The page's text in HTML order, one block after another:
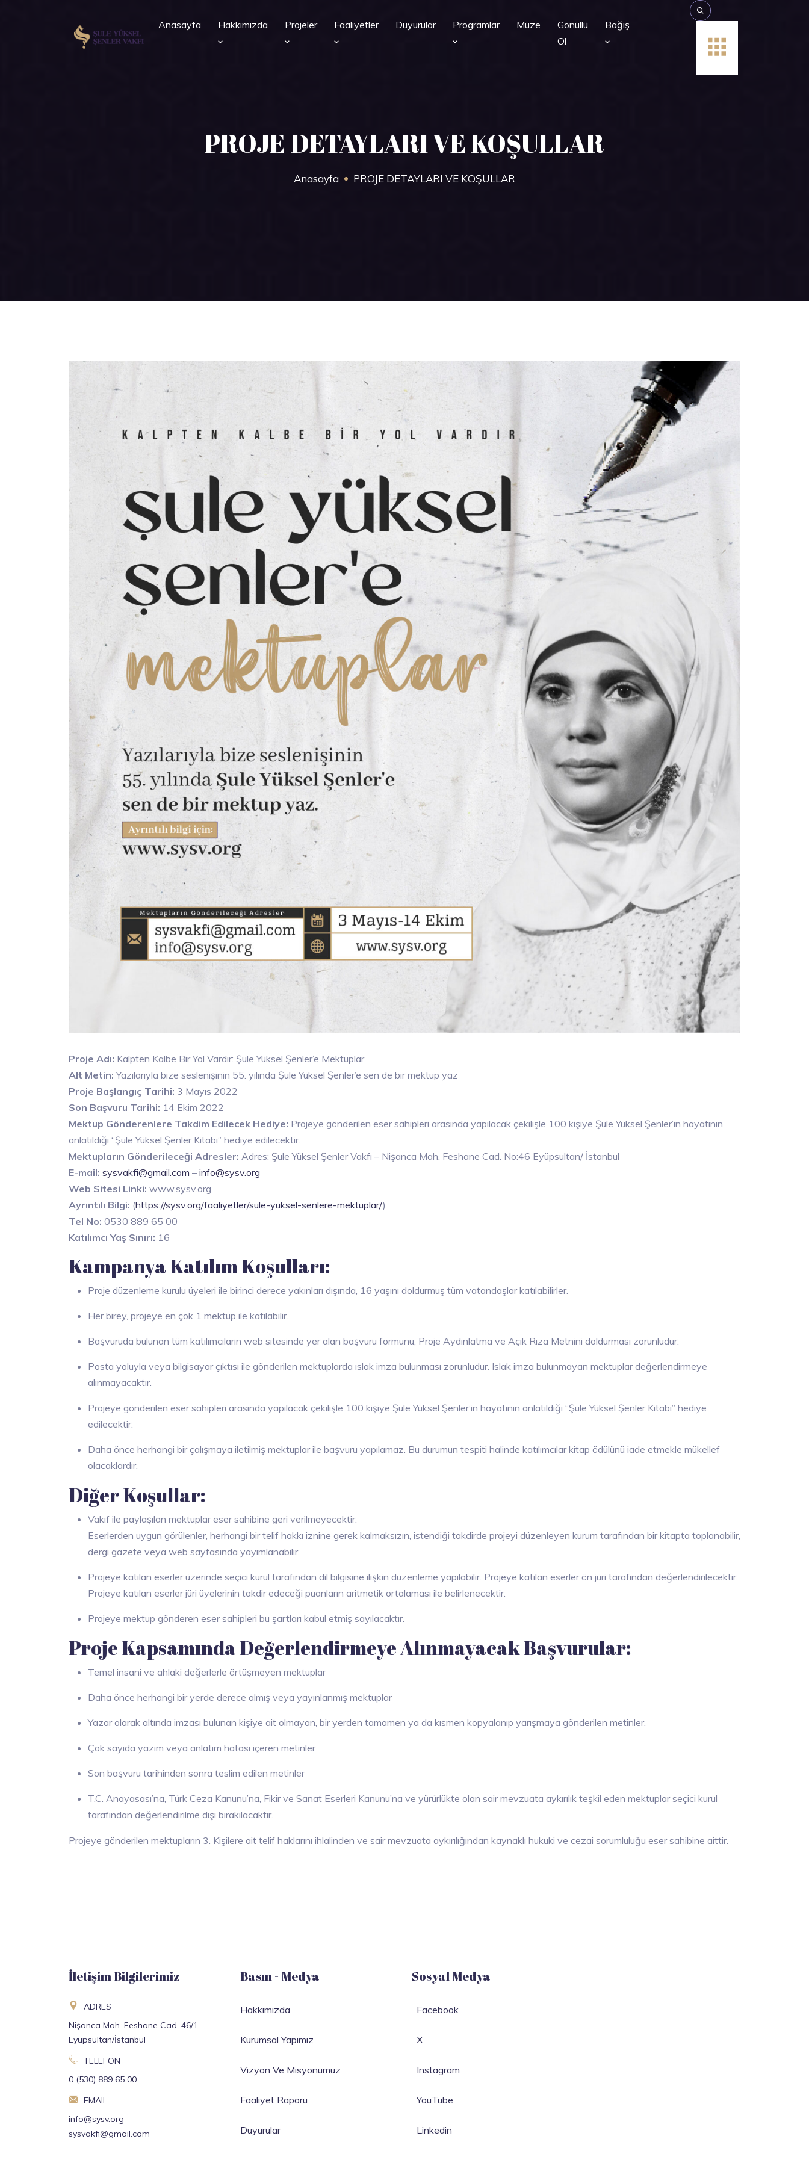
Anasayfa Hakkımızda Projeler Faaliyetler Duyurular Programlar Müze
Gönüllü
Ol
Bağış
PROJE DETAYLARI VE KOŞULLAR
Anasayfa PROJE DETAYLARI VE KOŞULLAR
Proje Adı: Kalpten Kalbe Bir Yol Vardır: Şule Yüksel Şenler’e Mektuplar
Alt Metin:Yazılarıyla bize seslenişinin 55. yılında Şule Yüksel Şenler’e sen de bir mektup yaz
Proje Başlangıç Tarihi: 3 Mayıs 2022
Son Başvuru Tarihi: 14 Ekim 2022
Mektup Gönderenlere Takdim Edilecek Hediye: Projeye gönderilen eser sahipleri arasında yapılacak çekilişle 100 kişiye Şule Yüksel Şenler’in hayatının
anlatıldığı ‘’Şule Yüksel Şenler Kitabı’’ hediye edilecektir.
Mektupların Gönderileceği Adresler: Adres: Şule Yüksel Şenler Vakfı – Nişanca Mah. Feshane Cad. No:46 Eyüpsultan/ İstanbul
E-mail: sysvakfi@gmail.com – info@sysv.org
Web Sitesi Linki: www.sysv.org
Ayrıntılı Bilgi: (https://sysv.org/faaliyetler/sule-yuksel-senlere-mektuplar/)
Tel No: 0530 889 65 00
Katılımcı Yaş Sınırı: 16
Kampanya Katılım Koşulları:
Proje düzenleme kurulu üyeleri ile birinci derece yakınları dışında, 16 yaşını doldurmuş tüm vatandaşlar katılabilirler.
Her birey, projeye en çok 1 mektup ile katılabilir.
Başvuruda bulunan tüm katılımcıların web sitesinde yer alan başvuru formunu, Proje Aydınlatma ve Açık Rıza Metnini doldurması zorunludur.
Posta yoluyla veya bilgisayar çıktısı ile gönderilen mektuplarda ıslak imza bulunması zorunludur. Islak imza bulunmayan mektuplar değerlendirmeye
alınmayacaktır.
Projeye gönderilen eser sahipleri arasında yapılacak çekilişle 100 kişiye Şule Yüksel Şenler’in hayatının anlatıldığı ‘’Şule Yüksel Şenler Kitabı’’ hediye
edilecektir.
Daha önce herhangi bir çalışmaya iletilmiş mektuplar ile başvuru yapılamaz. Bu durumun tespiti halinde katılımcılar kitap ödülünü iade etmekle mükellef
olacaklardır.
Diğer Koşullar:
Vakıf ile paylaşılan mektuplar eser sahibine geri verilmeyecektir.
Eserlerden uygun görülenler, herhangi bir telif hakkı iznine gerek kalmaksızın, istendiği takdirde projeyi düzenleyen kurum tarafından bir kitapta toplanabilir,
dergi gazete veya web sayfasında yayımlanabilir.
Projeye katılan eserler üzerinde seçici kurul tarafından dil bilgisine ilişkin düzenleme yapılabilir. Projeye katılan eserler ön jüri tarafından değerlendirilecektir.
Projeye katılan eserler jüri üyelerinin takdir edeceği puanların aritmetik ortalaması ile belirlenecektir.
Projeye mektup gönderen eser sahipleri bu şartları kabul etmiş sayılacaktır.
Proje Kapsamında Değerlendirmeye Alınmayacak Başvurular:
Temel insani ve ahlaki değerlerle örtüşmeyen mektuplar
Daha önce herhangi bir yerde derece almış veya yayınlanmış mektuplar
Yazar olarak altında imzası bulunan kişiye ait olmayan, bir yerden tamamen ya da kısmen kopyalanıp yarışmaya gönderilen metinler.
Çok sayıda yazım veya anlatım hatası içeren metinler
Son başvuru tarihinden sonra teslim edilen metinler
T.C. Anayasası’na, Türk Ceza Kanunu’na, Fikir ve Sanat Eserleri Kanunu’na ve yürürlükte olan sair mevzuata aykırılık teşkil eden mektuplar seçici kurul
tarafından değerlendirilme dışı bırakılacaktır.
Projeye gönderilen mektupların 3. Kişilere ait telif haklarını ihlalinden ve sair mevzuata aykırılığından kaynaklı hukuki ve cezai sorumluluğu eser sahibine aittir.
İletişim Bilgilerimiz
ADRES
Nişanca Mah. Feshane Cad. 46/1
Eyüpsultan/İstanbul
TELEFON
0 (530) 889 65 00
EMAIL
info@sysv.org
sysvakfi@gmail.com
Basın - Medya
Hakkımızda
Kurumsal Yapımız
Vizyon Ve Misyonumuz
Faaliyet Raporu
Duyurular
Sosyal Medya
Facebook
X
Instagram
YouTube
Linkedin